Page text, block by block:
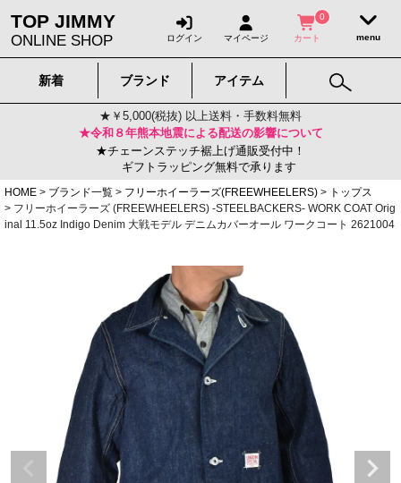
TOP JIMMY
ONLINE SHOP ログイン マイページ
0
カート
新着 ブランド アイテム
★￥5,000(税抜) 以上送料・手数料無料
★令和８年熊本地震による配送の影響について
★チェーンステッチ裾上げ通販受付中！
ギフトラッピング無料で承ります
HOME
ブランド一覧 フリーホイーラーズ(FREEWHEELERS)
トップス
フリーホイーラーズ (FREEWHEELERS) -STEELBACKERS- WORK COAT Orig
inal 11.5oz Indigo Denim 大戦モデル デニムカバーオール ワークコート 2621004